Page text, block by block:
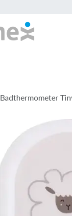
Badthermometer